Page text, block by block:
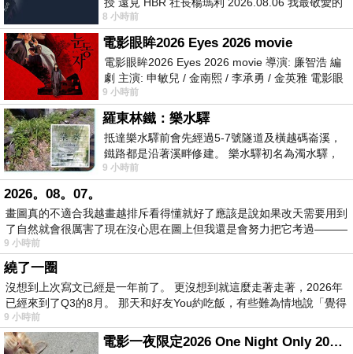
老闆、遠見．天下文化創辦人高希均教
8 小時前
電影眼眸2026 Eyes 2026 movie
電影眼眸2026 Eyes 2026 movie 導演: 廉智浩 編
劇 主演: 申敏兒 / 金南熙 / 李承勇 / 金英雅 電影眼
眸2026描述攝影師徐珍因遺
9 小時前
羅東林鐵：樂水驛
抵達樂水驛前會先經過5-7號隧道及橫越碼崙溪，
鐵路都是沿著溪畔修建。 樂水驛初名為濁水驛，
但因與臺鐵集集線車站同名，於1953
9 小時前
2026。08。07。
畫圖真的不適合我越畫越排斥看得懂就好了應該是說如果改天需要用到
了自然就會很厲害了現在沒心思在圖上但我還是會努力把它考過———
9 小時前
繞了一圈
沒想到上次寫文已經是一年前了。 更沒想到就這麼走著走著，2026年
已經來到了Q3的8月。 那天和好友You約吃飯，有些難為情地說「覺得
9 小時前
電影一夜限定2026 One Night Only 2026 movie